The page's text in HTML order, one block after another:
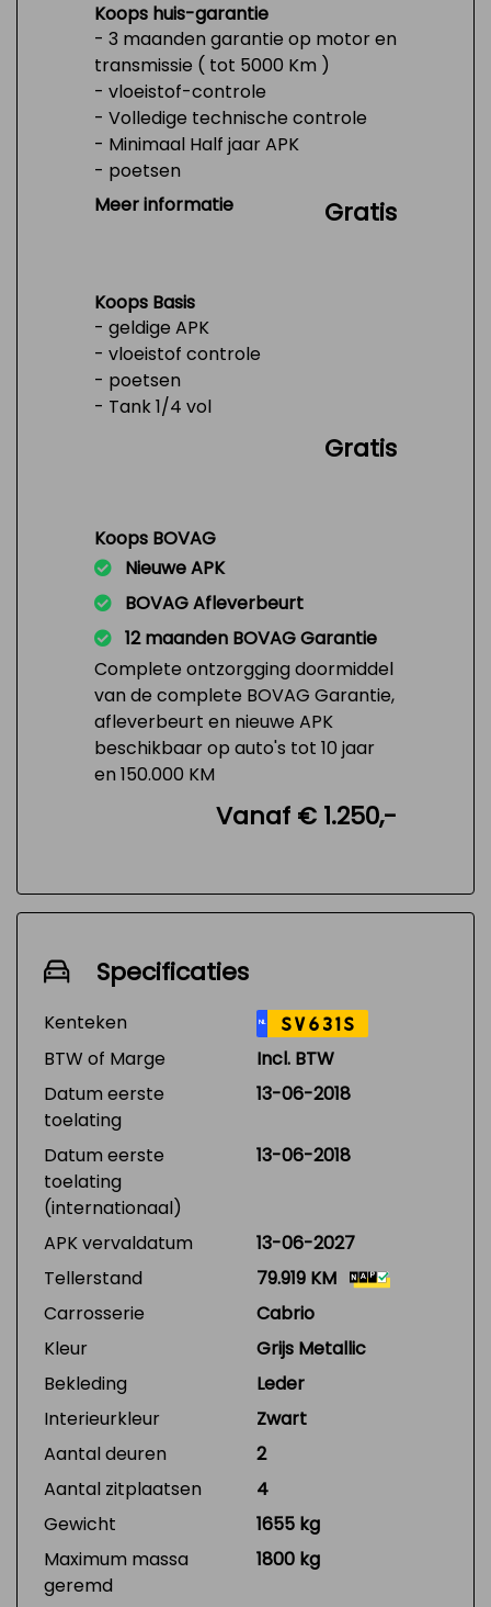
Koops huis-garantie
- 3 maanden garantie op motor en
transmissie ( tot 5000 Km )
- vloeistof-controle
- Volledige technische controle
- Minimaal Half jaar APK
- poetsen
- Tank 1/4 vol
Meer informatie Gratis
Koops Basis
- geldige APK
- vloeistof controle
- poetsen
- Tank 1/4 vol
Gratis
Koops BOVAG
Nieuwe APK
BOVAG Afleverbeurt
12 maanden BOVAG Garantie
Complete ontzorgging doormiddel
van de complete BOVAG Garantie,
afleverbeurt en nieuwe APK
beschikbaar op auto's tot 10 jaar
en 150.000 KM
Vanaf € 1.250,-
Specificaties
Kenteken NL SV631S
BTW of Marge
Incl. BTW
Datum eerste
toelating
13-06-2018
Datum eerste
toelating
(internationaal)
13-06-2018
APK vervaldatum
13-06-2027
Tellerstand
79.919 KM
Carrosserie
Cabrio
Kleur
Grijs Metallic
Bekleding
Leder
Interieurkleur
Zwart
Aantal deuren
2
Aantal zitplaatsen
4
Gewicht
1655 kg
Maximum massa
geremd
1800 kg